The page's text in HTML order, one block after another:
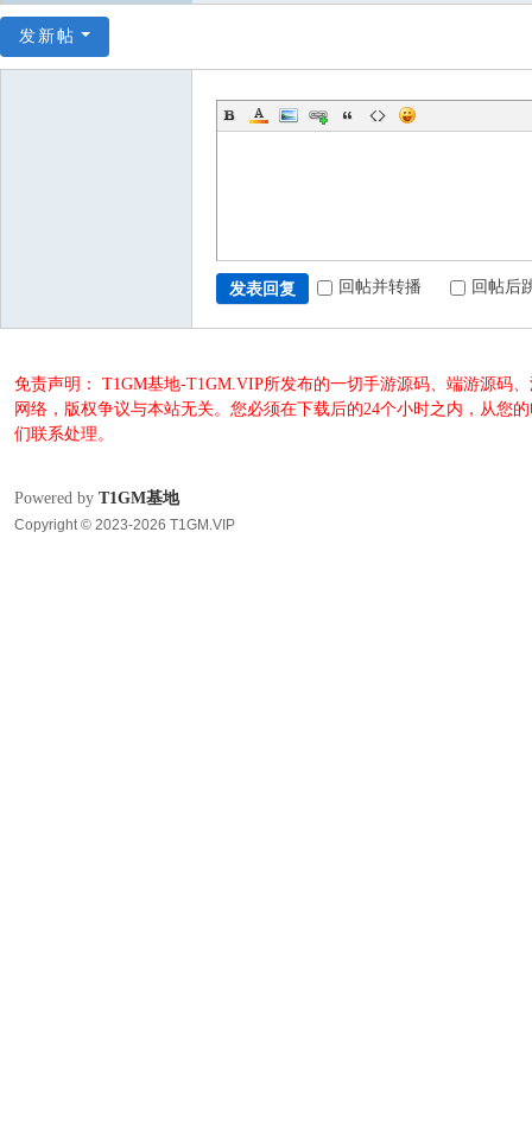
发新帖
发表回复 回帖并转播 回帖后
免责声明： T1GM基地-T1GM.VIP所发布的一切手游源码、端游源码
网络，版权争议与本站无关。您必须在下载后的24个小时之内，从您
们联系处理。
Powered by T1GM基地
Copyright © 2023-2026 T1GM.VIP